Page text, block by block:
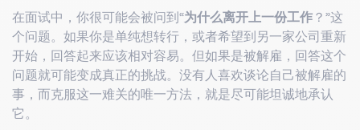
在面试中，你很可能会被问到“为什么离开上一份工作 ？”这
个问题。如果你是单纯想转行，或者希望到另一家公司重新
开始，回答起来应该相对容易。但如果是被解雇，回答这个
问题就可能变成真正的挑战。没有人喜欢谈论自己被解雇的
事，而克服这一难关的唯一方法，就是尽可能坦诚地承认
它。